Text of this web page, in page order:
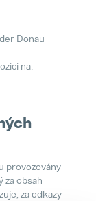
Donau
na:
provozovány
za obsah
za odkazy